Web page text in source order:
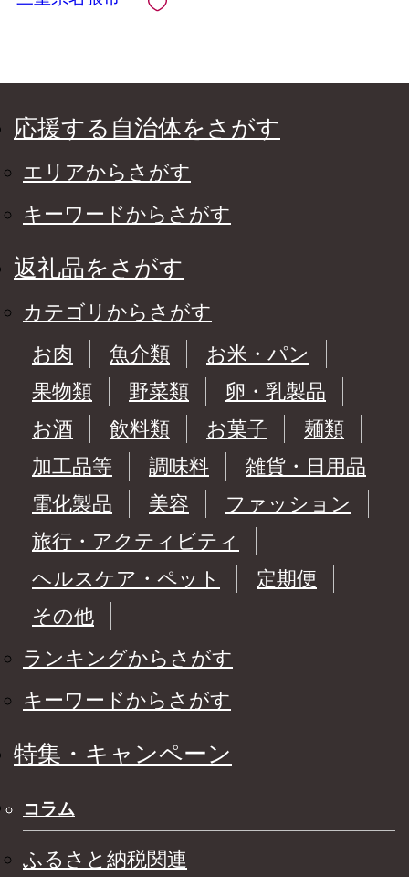
応援する自治体をさがす
エリアからさがす
キーワードからさがす
返礼品をさがす
カテゴリからさがす
お肉
魚介類
お米・パン
果物類
野菜類
卵・乳製品
お酒
飲料類 お菓子
麺類
加工品等
調味料
雑貨・日用品
電化製品
美容
ファッション
旅行・アクティビティ
ヘルスケア・ペット
定期便
その他
ランキングからさがす
キーワードからさがす
特集・キャンペーン
コラム
ふるさと納税関連